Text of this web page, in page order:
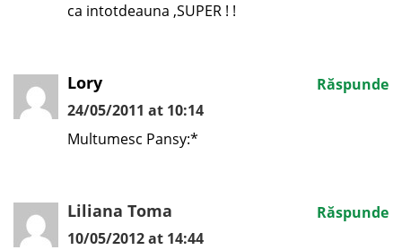
ca intotdeauna ,SUPER ! !
Lory
24/05/2011 at 10:14
Multumesc Pansy:*
Răspunde
Liliana Toma
10/05/2012 at 14:44
Răspunde